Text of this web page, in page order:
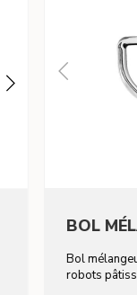
BOL
Bol
robots